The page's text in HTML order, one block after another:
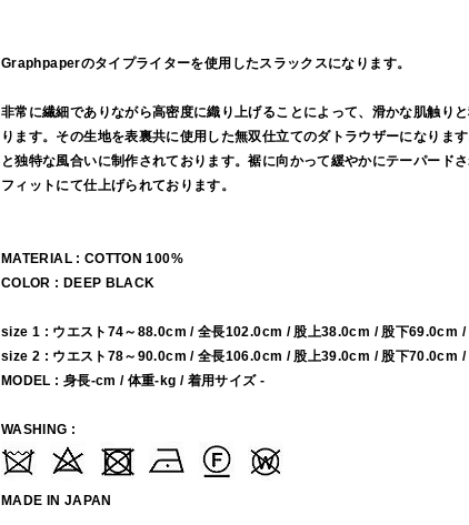
Graphpaperのタイプライターを使用したスラックスになります。
非常に繊細でありながら高密度に織り上げることによって、滑かな肌触り
ります。その生地を表裏共に使用した無双仕立てのダトラウザーになりま
と独特な風合いに制作されております。裾に向かって緩やかにテーパード
フィットにて仕上げられております。
MATERIAL : COTTON 100%
COLOR : DEEP BLACK
size 1 : ウエスト74～88.0cm / 全長102.0cm / 股上38.0cm / 股下69.0cm
size 2 : ウエスト78～90.0cm / 全長106.0cm / 股上39.0cm / 股下70.0cm
MODEL : 身長-cm / 体重-kg / 着用サイズ -
WASHING :
MADE IN JAPAN